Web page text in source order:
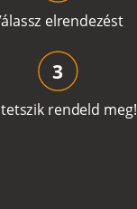
álassz elrendezést
tetszik rendeld meg!
3